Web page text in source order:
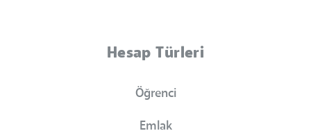
Hesap Türleri
Öğrenci
Emlak